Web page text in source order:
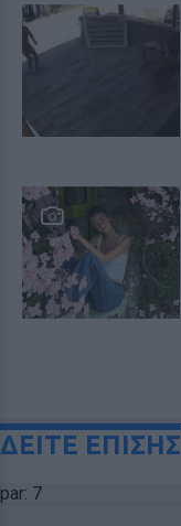
ΔΕΙΤΕ ΕΠΙΣΗΣ
par: 7